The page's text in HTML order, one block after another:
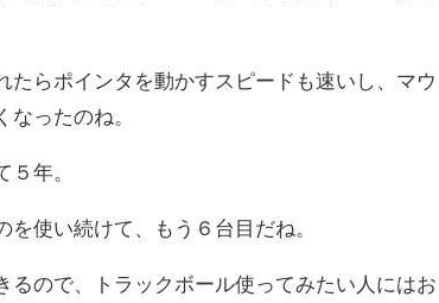
らポインタを動かすスピードも速いし、マウ
なったのね。
５年。
使い続けて、もう６台目だね。
るので、トラックボール使ってみたい人にはお